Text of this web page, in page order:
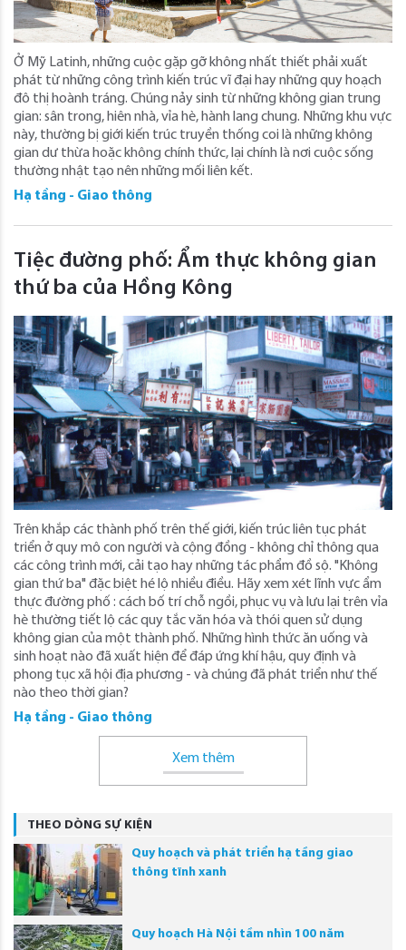
Ở Mỹ Latinh, những cuộc gặp gỡ không nhất thiết phải xuất
phát từ những công trình kiến ​​trúc vĩ đại hay những quy hoạch
đô thị hoành tráng. Chúng nảy sinh từ những không gian trung
gian: sân trong, hiên nhà, vỉa hè, hành lang chung. Những khu vực
này, thường bị giới kiến ​​trúc truyền thống coi là những không
gian dư thừa hoặc không chính thức, lại chính là nơi cuộc sống
thường nhật tạo nên những mối liên kết.
Hạ tầng - Giao thông
Tiệc đường phố: Ẩm thực không gian
thứ ba của Hồng Kông
Trên khắp các thành phố trên thế giới, kiến ​​trúc liên tục phát
triển ở quy mô con người và cộng đồng - không chỉ thông qua
các công trình mới, cải tạo hay những tác phẩm đồ sộ. "Không
gian thứ ba" đặc biệt hé lộ nhiều điều. Hãy xem xét lĩnh vực ẩm
thực đường phố : cách bố trí chỗ ngồi, phục vụ và lưu lại trên vỉa
hè thường tiết lộ các quy tắc văn hóa và thói quen sử dụng
không gian của một thành phố. Những hình thức ăn uống và
sinh hoạt nào đã xuất hiện để đáp ứng khí hậu, quy định và
phong tục xã hội địa phương - và chúng đã phát triển như thế
nào theo thời gian?
Hạ tầng - Giao thông
Xem thêm
THEO DÒNG SỰ KIỆN
Quy hoạch và phát triển hạ tầng giao
thông tĩnh xanh
Quy hoạch Hà Nội tầm nhìn 100 năm